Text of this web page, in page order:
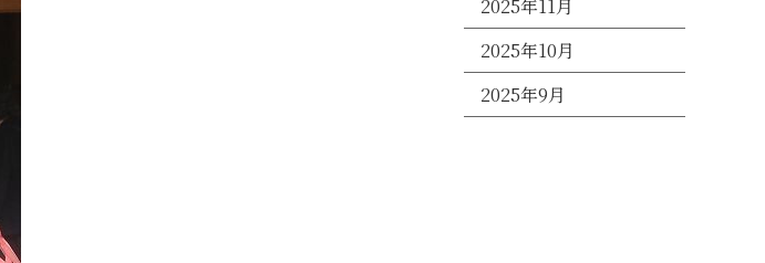
2025年11月
2025年10月
2025年9月